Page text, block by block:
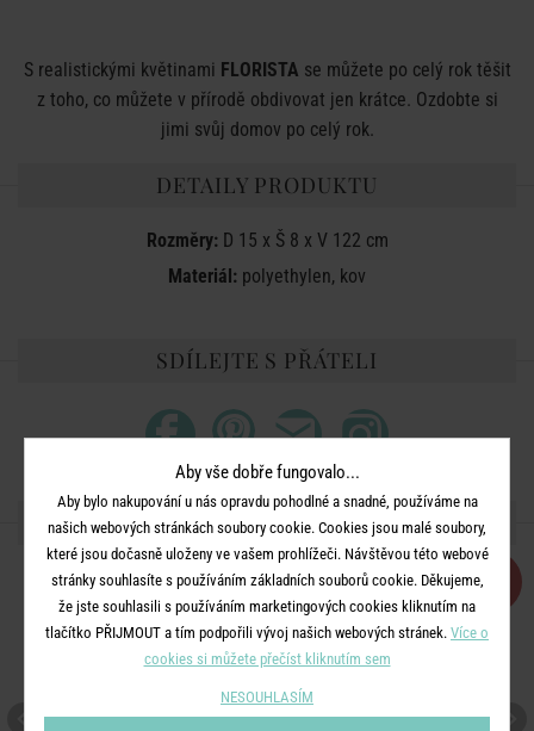
S realistickými květinami FLORISTA se můžete po celý rok těšit
z toho, co můžete v přírodě obdivovat jen krátce. Ozdobte si
jimi svůj domov po celý rok.
DETAILY PRODUKTU
Rozměry:D 15 x Š 8 x V 122 cm
Materiál: polyethylen, kov
SDÍLEJTE S PŘÁTELI
DALŠÍ PRODUKTY ZE SÉRIE
-50% -50
Aby vše dobře fungovalo...
Aby bylo nakupování u nás opravdu pohodlné a snadné, používáme na
našich webových stránkách soubory cookie. Cookies jsou malé soubory,
které jsou dočasně uloženy ve vašem prohlížeči. Návštěvou této webové
stránky souhlasíte s používáním základních souborů cookie. Děkujeme,
že jste souhlasili s používáním marketingových cookies kliknutím na
tlačítko PŘIJMOUT a tím podpořili vývoj našich webových stránek. Více o
cookies si můžete přečíst kliknutím sem
NESOUHLASÍM